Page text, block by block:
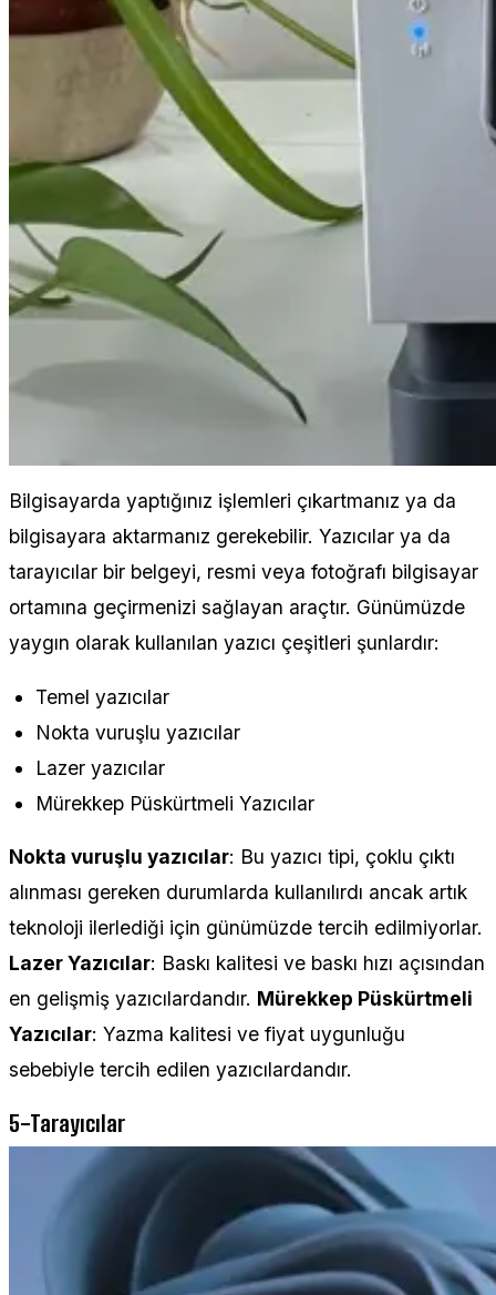
Bilgisayarda yaptığınız işlemleri çıkartmanız ya da
bilgisayara aktarmanız gerekebilir. Yazıcılar ya da
tarayıcılar bir belgeyi, resmi veya fotoğrafı bilgisayar
ortamına geçirmenizi sağlayan araçtır. Günümüzde
yaygın olarak kullanılan yazıcı çeşitleri şunlardır:
Temel yazıcılar
Nokta vuruşlu yazıcılar
Lazer yazıcılar
Mürekkep Püskürtmeli Yazıcılar
Nokta vuruşlu yazıcılar: Bu yazıcı tipi, çoklu çıktı
alınması gereken durumlarda kullanılırdı ancak artık
teknoloji ilerlediği için günümüzde tercih edilmiyorlar.
Lazer Yazıcılar: Baskı kalitesi ve baskı hızı açısından
en gelişmiş yazıcılardandır. Mürekkep Püskürtmeli
Yazıcılar: Yazma kalitesi ve fiyat uygunluğu
sebebiyle tercih edilen yazıcılardandır.
5-Tarayıcılar